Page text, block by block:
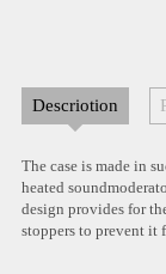
Descriotion
The case is made in
heated
design provides for
stoppers to prevent it